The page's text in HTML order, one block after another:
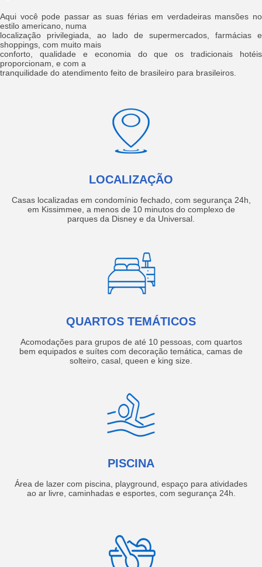
Aqui você pode passar as suas férias em verdadeiras mansões no
estilo americano, numa
localização privilegiada, ao lado de supermercados, farmácias e
shoppings, com muito mais
conforto, qualidade e economia do que os tradicionais hotéis
proporcionam, e com a
tranquilidade do atendimento feito de brasileiro para brasileiros.
LOCALIZAÇÃO
Casas localizadas em condomínio fechado, com segurança 24h,
em Kissimmee, a menos de 10 minutos do complexo de
parques da Disney e da Universal.
QUARTOS TEMÁTICOS
Acomodações para grupos de até 10 pessoas, com quartos
bem equipados e suítes com decoração temática, camas de
solteiro, casal, queen e king size.
PISCINA
Área de lazer com piscina, playground, espaço para atividades
ao ar livre, caminhadas e esportes, com segurança 24h.